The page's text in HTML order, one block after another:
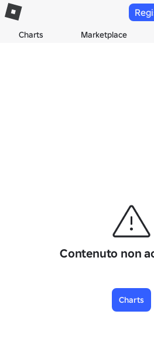
Charts Marketplace
Contenuto non
Charts